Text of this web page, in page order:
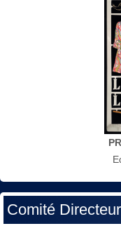
Comité Directeur